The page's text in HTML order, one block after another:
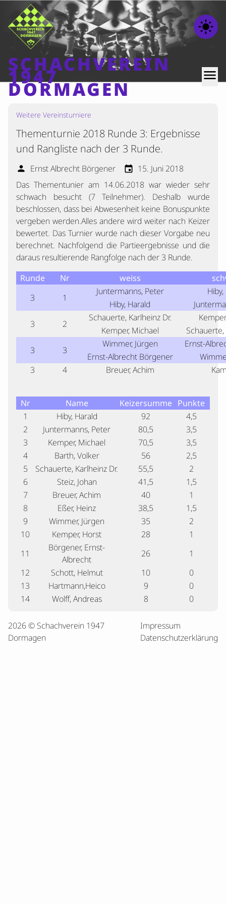
light_mode
SCHACHVEREIN
1947
DORMAGEN
menu
Home
Beiträge
Mannschaften
Ranglisten
Termine
Verschiedenes
Kontakt
Weitere Vereinsturniere
Thementurnie 2018 Runde 3: Ergebnisse
und Rangliste nach der 3 Runde.
person Ernst Albrecht Börgener event 15. Juni 2018
Das Thementunier am 14.06.2018 war wieder sehr
schwach besucht (7 Teilnehmer). Deshalb wurde
beschlossen, dass bei Abwesenheit keine Bonuspunkte
vergeben werden.Alles andere wird weiter nach Keizer
bewertet. Das Turnier wurde nach dieser Vorgabe neu
berechnet. Nachfolgend die Partieergebnisse und die
daraus resultierende Rangfolge nach der 3 Runde.
Runde
Nr weiss
3
1
Juntermanns, Peter
Hiby, Harald
3
2
Schauerte, Karlheinz Dr.
Kemper, Michael
Schauerte,
3
3
Wimmer, Jürgen
Ernst-
Ernst-Albrecht Börgener
3
4 Breuer, Achim
Nr Name Keizersumme Punkte
1
Hiby, Harald 92
4,5
2
Juntermanns, Peter 80,5
3,5
3
Kemper, Michael 70,5
3,5
4
Barth, Volker 56
2,5
5
Schauerte, Karlheinz Dr. 55,5
2
6
Steiz, Johan 41,5
1,5
7
Breuer, Achim 40
1
8
Eßer, Heinz 38,5
1,5
9
Wimmer, Jürgen 35
2
10
Kemper, Horst 28
1
11
Börgener, Ernst-
Albrecht
26
1
12
Schott, Helmut 10
0
13
Hartmann,Heico 9
0
14
Wolff, Andreas 8 0
2026 © Schachverein 1947
Dormagen
Impressum
Datenschutzerklärung